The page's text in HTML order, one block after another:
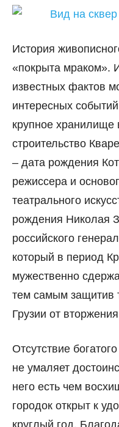
История
«покрыта мраком».
известных фактов
интересных
крупное хранилище
строительство
– дата рождения
режиссера и
театрального
рождения Николая
российского
который в период
мужественно
тем самым защитив
Грузии от
Отсутствие
не умаляет
него есть чем
городок открыт к
круглый год.